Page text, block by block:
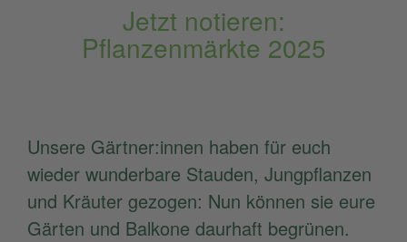
Jetzt notieren:
Pflanzenmärkte 2025
Unsere Gärtner:innen haben für euch
wieder wunderbare Stauden, Jungpflanzen
und Kräuter gezogen: Nun können sie eure
Gärten und Balkone daurhaft begrünen.